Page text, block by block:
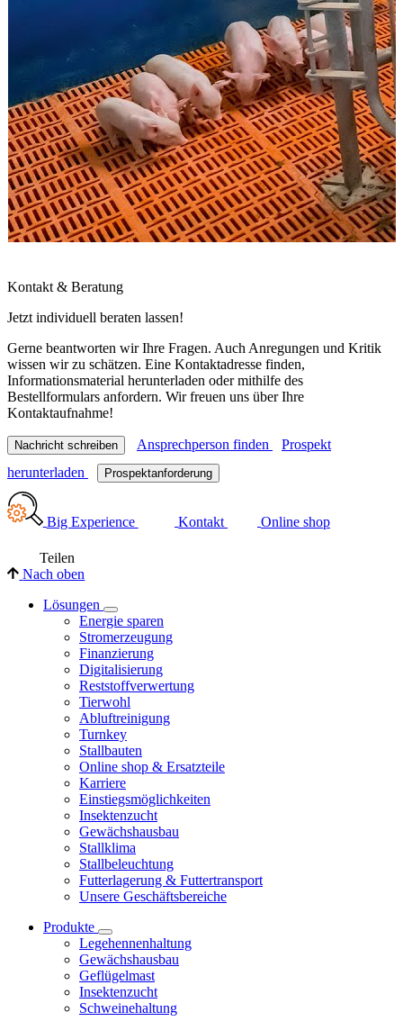
Kontakt & Beratung
Jetzt individuell beraten lassen!
Gerne beantworten wir Ihre Fragen. Auch Anregungen und Kritik
wissen wir zu schätzen. Eine Kontaktadresse finden,
Informationsmaterial herunterladen oder mithilfe des
Bestellformulars anfordern. Wir freuen uns über Ihre
Kontaktaufnahme!
Nachricht schreiben Ansprechperson finden
Prospekt
herunterladen
Prospektanforderung
Big Experience Kontakt Online shop
Teilen
Nach oben
Lösungen
Energie sparen
Stromerzeugung
Finanzierung
Digitalisierung
Reststoffverwertung
Tierwohl
Abluftreinigung
Turnkey
Stallbauten
Online shop & Ersatzteile
Karriere
Einstiegsmöglichkeiten
Insektenzucht
Gewächshausbau
Stallklima
Stallbeleuchtung
Futterlagerung & Futtertransport
Unsere Geschäftsbereiche
Produkte
Legehennenhaltung
Gewächshausbau
Geflügelmast
Insektenzucht
Schweinehaltung